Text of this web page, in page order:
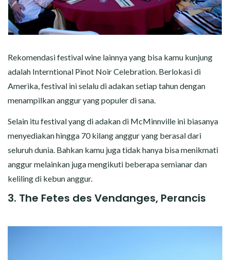
Rekomendasi festival wine lainnya yang bisa kamu kunjung
adalah Interntional Pinot Noir Celebration. Berlokasi di
Amerika, festival ini selalu di adakan setiap tahun dengan
menampilkan anggur yang populer di sana.
Selain itu festival yang di adakan di McMinnville ini biasanya
menyediakan hingga 70 kilang anggur yang berasal dari
seluruh dunia. Bahkan kamu juga tidak hanya bisa menikmati
anggur melainkan juga mengikuti beberapa semianar dan
keliling di kebun anggur.
3. The Fetes des Vendanges, Perancis